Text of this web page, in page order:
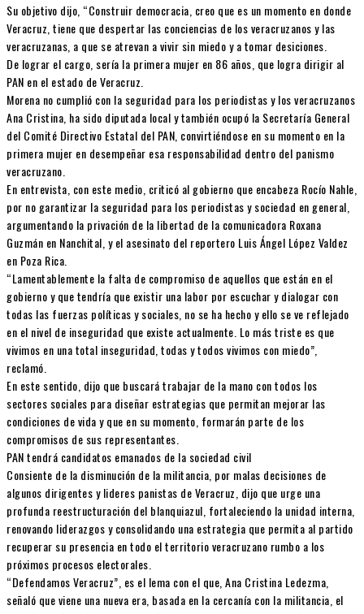
Su objetivo dijo, “Construir democracia, creo que es un momento en donde
Veracruz, tiene que despertar las conciencias de los veracruzanos y las
veracruzanas, a que se atrevan a vivir sin miedo y a tomar desiciones.
De lograr el cargo, sería la primera mujer en 86 años, que logra dirigir al
PAN en el estado de Veracruz.
Morena no cumplió con la seguridad para los periodistas y los veracruzanos
Ana Cristina, ha sido diputada local y también ocupó la Secretaría General
del Comité Directivo Estatal del PAN, convirtiéndose en su momento en la
primera mujer en desempeñar esa responsabilidad dentro del panismo
veracruzano.
En entrevista, con este medio, criticó al gobierno que encabeza Rocío Nahle,
por no garantizar la seguridad para los periodistas y sociedad en general,
argumentando la privación de la libertad de la comunicadora Roxana
Guzmán en Nanchital, y el asesinato del reportero Luis Ángel López Valdez
en Poza Rica.
“Lamentablemente la falta de compromiso de aquellos que están en el
gobierno y que tendría que existir una labor por escuchar y dialogar con
todas las fuerzas políticas y sociales, no se ha hecho y ello se ve reflejado
en el nivel de inseguridad que existe actualmente. Lo más triste es que
vivimos en una total inseguridad, todas y todos vivimos con miedo”,
reclamó.
En este sentido, dijo que buscará trabajar de la mano con todos los
sectores sociales para diseñar estrategias que permitan mejorar las
condiciones de vida y que en su momento, formarán parte de los
compromisos de sus representantes.
PAN tendrá candidatos emanados de la sociedad civil
Consiente de la disminución de la militancia, por malas decisiones de
algunos dirigentes y lideres panistas de Veracruz, dijo que urge una
profunda reestructuración del blanquiazul, fortaleciendo la unidad interna,
renovando liderazgos y consolidando una estrategia que permita al partido
recuperar su presencia en todo el territorio veracruzano rumbo a los
próximos procesos electorales.
“Defendamos Veracruz”, es el lema con el que, Ana Cristina Ledezma,
señaló que viene una nueva era, basada en la cercanía con la militancia, el